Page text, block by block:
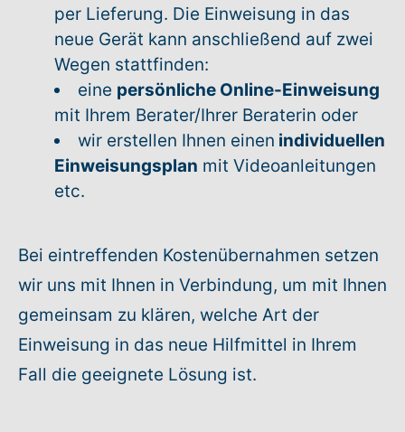
per Lieferung. Die Einweisung in das
neue Gerät kann anschließend auf zwei
Wegen stattfinden:
eine persönliche Online-Einweisung
mit Ihrem Berater/Ihrer Beraterin oder
wir erstellen Ihnen einen individuellen
Einweisungsplan mit Videoanleitungen
etc.
Bei eintreffenden Kostenübernahmen setzen
wir uns mit Ihnen in Verbindung, um mit Ihnen
gemeinsam zu klären, welche Art der
Einweisung in das neue Hilfmittel in Ihrem
Fall die geeignete Lösung ist.